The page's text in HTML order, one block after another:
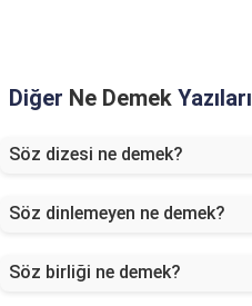
Diğer Ne Demek Yazıları
Söz dizesi ne demek?
Söz dinlemeyen ne demek?
Söz birliği ne demek?